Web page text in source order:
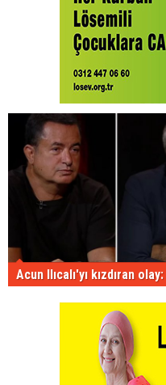
Acun Ilıcalı'yı kızdıran